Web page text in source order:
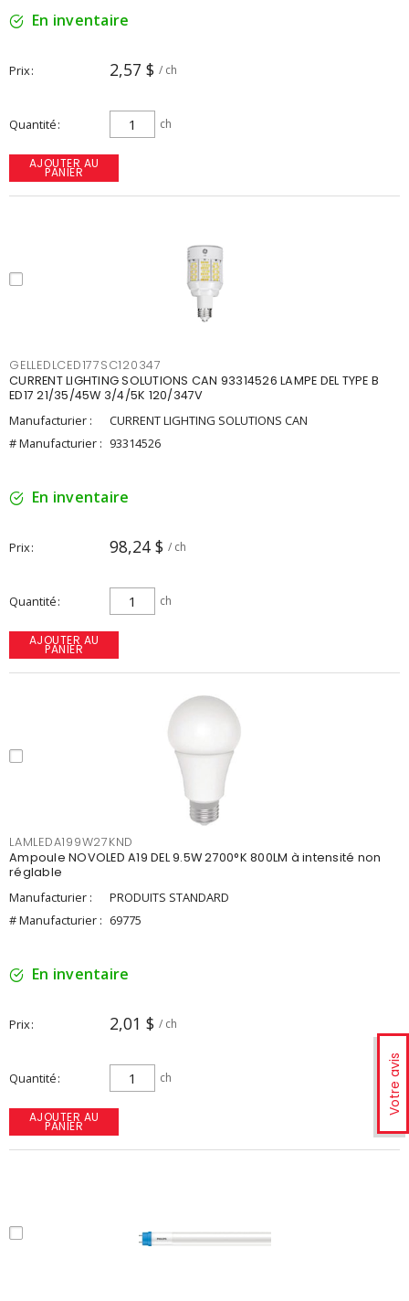
Votre avis
En inventaire
Prix 2,57 $ / ch
Quantité ch
AJOUTER AU
PANIER
GELLEDLCED177SC120347
CURRENT LIGHTING SOLUTIONS CAN 93314526 LAMPE DEL TYPE B
ED17 21/35/45W 3/4/5K 120/347V
Manufacturier :
CURRENT LIGHTING SOLUTIONS CAN
# Manufacturier : 93314526
En inventaire
Prix 98,24 $ / ch
Quantité ch
AJOUTER AU
PANIER
LAMLEDA199W27KND
Ampoule NOVOLED A19 DEL 9.5W 2700°K 800LM à intensité non
réglable
Manufacturier :
PRODUITS STANDARD
# Manufacturier : 69775
En inventaire
Prix 2,01 $ / ch
Quantité ch
AJOUTER AU
PANIER